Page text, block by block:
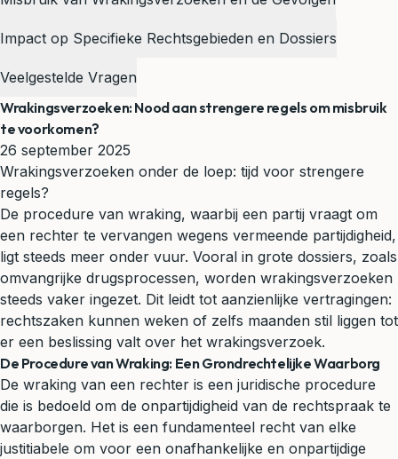
Impact op Specifieke Rechtsgebieden en Dossiers
Veelgestelde Vragen
Wrakingsverzoeken: Nood aan strengere regels om misbruik
te voorkomen?
26 september 2025
Wrakingsverzoeken onder de loep: tijd voor strengere
regels?
De procedure van wraking, waarbij een partij vraagt om
een rechter te vervangen wegens vermeende partijdigheid,
ligt steeds meer onder vuur. Vooral in grote dossiers, zoals
omvangrijke drugsprocessen, worden wrakingsverzoeken
steeds vaker ingezet. Dit leidt tot aanzienlijke vertragingen:
rechtszaken kunnen weken of zelfs maanden stil liggen tot
er een beslissing valt over het wrakingsverzoek.
De Procedure van Wraking: Een Grondrechtelijke Waarborg
De wraking van een rechter is een juridische procedure
die is bedoeld om de onpartijdigheid van de rechtspraak te
waarborgen. Het is een fundamenteel recht van elke
justitiabele om voor een onafhankelijke en onpartijdige